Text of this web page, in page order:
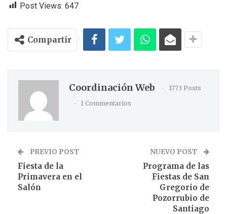
Post Views: 647
Compartir
Coordinación Web
1773 Posts
1 Commentarios
PREVIO POST
Fiesta de la
Primavera en el
Salón
NUEVO POST
Programa de las
Fiestas de San
Gregorio de
Pozorrubio de
Santiago